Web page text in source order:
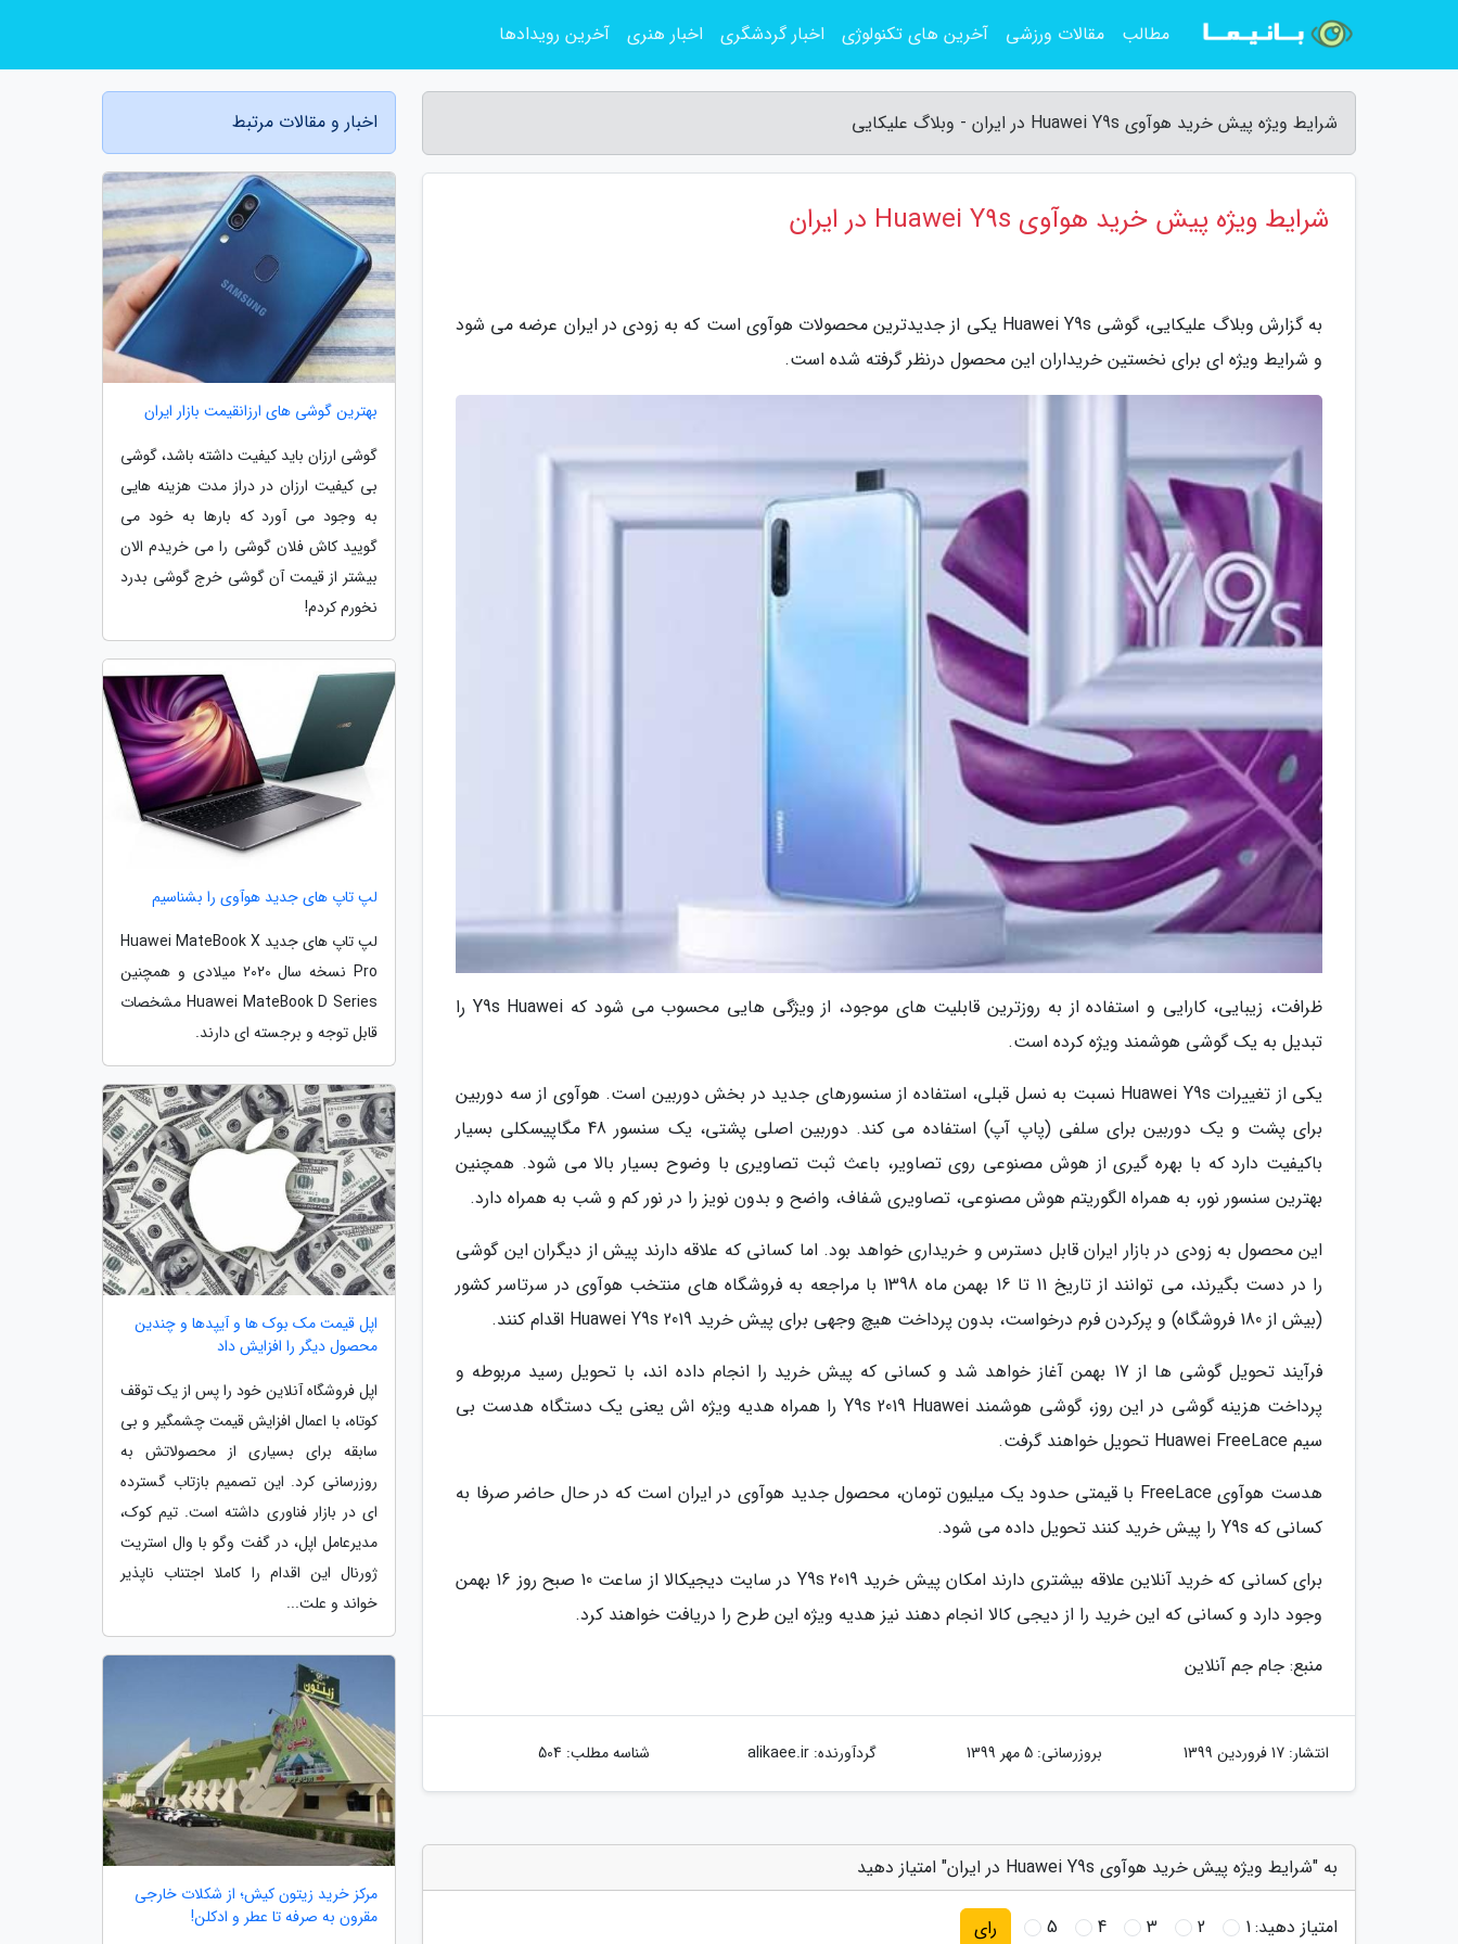
شرایط ویژه پیش خرید هوآوی Huawei Y9s در ایران - وبلاگ علیکایی
شرایط ویژه پیش خرید هوآوی Huawei Y9s در ایران
به گزارش وبلاگ علیکایی، گوشی Huawei Y9s یکی از جدیدترین محصولات هوآوی است که به زودی در ایران عرضه می شود
و شرایط ویژه ای برای نخستین خریداران این محصول درنظر گرفته شده است.
ظرافت، زیبایی، کارایی و استفاده از به روزترین قابلیت های موجود، از ویژگی هایی محسوب می شود که Y9s Huawei را
تبدیل به یک گوشی هوشمند ویژه کرده است.
یکی از تغییرات Huawei Y9s نسبت به نسل قبلی، استفاده از سنسورهای جدید در بخش دوربین است. هوآوی از سه دوربین
برای پشت و یک دوربین برای سلفی (پاپ آپ) استفاده می کند. دوربین اصلی پشتی، یک سنسور 48 مگاپیسکلی بسیار
باکیفیت دارد که با بهره گیری از هوش مصنوعی روی تصاویر، باعث ثبت تصاویری با وضوح بسیار بالا می شود. همچنین
بهترین سنسور نور، به همراه الگوریتم هوش مصنوعی، تصاویری شفاف، واضح و بدون نویز را در نور کم و شب به همراه دارد.
این محصول به زودی در بازار ایران قابل دسترس و خریداری خواهد بود. اما کسانی که علاقه دارند پیش از دیگران این گوشی
را در دست بگیرند، می توانند از تاریخ 11 تا 16 بهمن ماه 1398 با مراجعه به فروشگاه های منتخب هوآوی در سرتاسر کشور
(بیش از 180 فروشگاه) و پرکردن فرم درخواست، بدون پرداخت هیچ وجهی برای پیش خرید 2019 Huawei Y9s اقدام کنند.
فرآیند تحویل گوشی ها از 17 بهمن آغاز خواهد شد و کسانی که پیش خرید را انجام داده اند، با تحویل رسید مربوطه و
پرداخت هزینه گوشی در این روز، گوشی هوشمند Y9s 2019 Huawei را همراه هدیه ویژه اش یعنی یک دستگاه هدست بی
سیم Huawei FreeLace تحویل خواهند گرفت.
هدست هوآوی FreeLace با قیمتی حدود یک میلیون تومان، محصول جدید هوآوی در ایران است که در حال حاضر صرفا به
کسانی که Y9s را پیش خرید کنند تحویل داده می شود.
برای کسانی که خرید آنلاین علاقه بیشتری دارند امکان پیش خرید Y9s 2019 در سایت دیجیکالا از ساعت 10 صبح روز 16 بهمن
وجود دارد و کسانی که این خرید را از دیجی کالا انجام دهند نیز هدیه ویژه این طرح را دریافت خواهند کرد.
منبع: جام جم آنلاین
انتشار: 17 فروردین 1399 بروزرسانی: 5 مهر 1399 گردآورنده:alikaee.ir شناسه مطلب: 504
به "شرایط ویژه پیش خرید هوآوی Huawei Y9s در ایران" امتیاز دهید
امتیاز دهید:1
2
3
4
5 رای
اخبار و مقالات مرتبط
بهترین گوشی های ارزانقیمت بازار ایران
گوشی ارزان باید کیفیت داشته باشد، گوشی
بی کیفیت ارزان در دراز مدت هزینه هایی
به وجود می آورد که بارها به خود می
گویید کاش فلان گوشی را می خریدم الان
بیشتر از قیمت آن گوشی خرج گوشی بدرد
نخورم کردم!
لپ تاپ های جدید هوآوی را بشناسیم
لپ تاپ های جدید Huawei MateBook X
Pro نسخه سال 2020 میلادی و همچنین
Huawei MateBook D Series مشخصات
قابل توجه و برجسته ای دارند.
اپل قیمت مک بوک ها و آیپدها و چندین
محصول دیگر را افزایش داد
اپل فروشگاه آنلاین خود را پس از یک توقف
کوتاه، با اعمال افزایش قیمت چشمگیر و بی
سابقه برای بسیاری از محصولاتش به
روزرسانی کرد. این تصمیم بازتاب گسترده
ای در بازار فناوری داشته است. تیم کوک،
مدیرعامل اپل، در گفت وگو با وال استریت
ژورنال این اقدام را کاملا اجتناب ناپذیر
خواند و علت...
مرکز خرید زیتون کیش؛ از شکلات خارجی
مقرون به صرفه تا عطر و ادکلن!
مطالب مقالات ورزشی آخرین های تکنولوژی اخبار گردشگری اخبار هنری آخرین رویدادها